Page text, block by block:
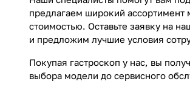
предлагаем широкий
стоимостью. Оставьте заявку на
и предложим лучшие условия
Покупая гастроскоп у нас, вы
выбора модели до сервисного